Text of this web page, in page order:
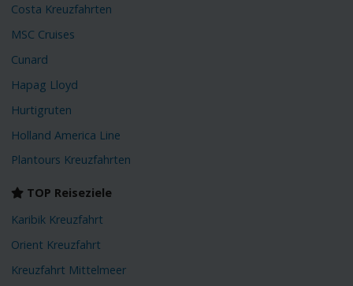
Costa Kreuzfahrten
MSC Cruises
Cunard
Hapag Lloyd
Hurtigruten
Holland America Line
Plantours Kreuzfahrten
TOP Reiseziele
Karibik Kreuzfahrt
Orient Kreuzfahrt
Kreuzfahrt Mittelmeer